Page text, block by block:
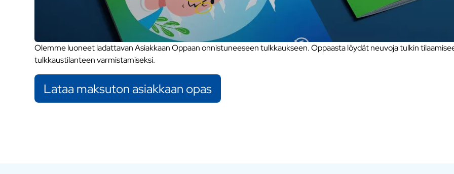
Olemme luoneet ladattavan Asiakkaan Oppaan onnistuneeseen tulkkaukseen. Oppaasta löydät neuvoja tulkin
tulkkaustilanteen varmistamiseksi.
Lataa maksuton asiakkaan opas